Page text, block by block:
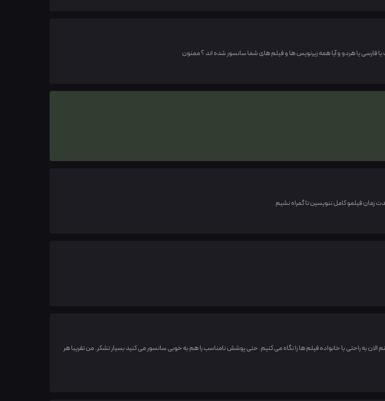
فارسی یا هردو و آیا همه زیرنویس ها و فیلم های شما سانسور شده اند ؟ ممنون
زمان فیلمو کامل ننویسین تا گمراه نشیم
به راحتی با خانواده فیلم ها را نگاه می کنیم. حتی پوشش نامناسب را هم به خوبی سانسور می کنید بسیار تشکر. من تقریبا هر